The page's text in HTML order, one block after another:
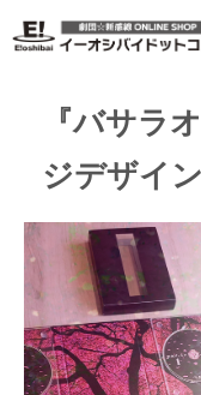
『バサラ
ジデザイ